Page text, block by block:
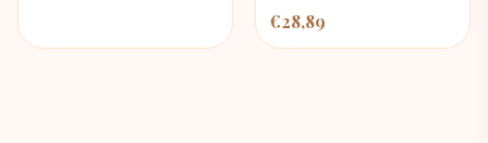
€28,89